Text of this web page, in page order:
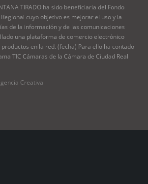
TIRADO ha sido beneficiaria del Fondo
cuyo objetivo es mejorar el uso y la
de la información y de las comunicaciones
una plataforma de comercio electrónico
en la red. (fecha) Para ello ha contado
TIC Cámaras de la Cámara de Ciudad Real
Creativa